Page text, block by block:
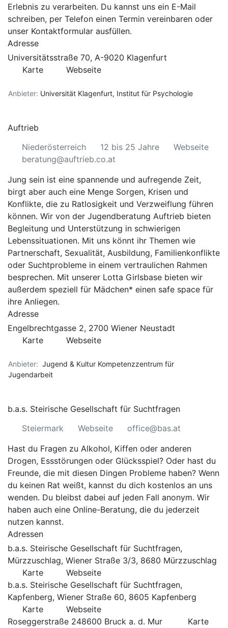
Erlebnis zu verarbeiten. Du kannst uns ein E-Mail
schreiben, per Telefon einen Termin vereinbaren oder
unser Kontaktformular ausfüllen.
Adresse
Universitätsstraße 70, A-9020 Klagenfurt
Karte
Webseite
Anbieter: Universität Klagenfurt, Institut für Psychologie
Auftrieb
Niederösterreich
12 bis 25 Jahre
Webseite
beratung@auftrieb.co.at
Jung sein ist eine spannende und aufregende Zeit,
birgt aber auch eine Menge Sorgen, Krisen und
Konflikte, die zu Ratlosigkeit und Verzweiflung führen
können. Wir von der Jugendberatung Auftrieb bieten
Begleitung und Unterstützung in schwierigen
Lebenssituationen. Mit uns könnt ihr Themen wie
Partnerschaft, Sexualität, Ausbildung, Familienkonflikte
oder Suchtprobleme in einem vertraulichen Rahmen
besprechen. Mit unserer Lotta Girlsbase bieten wir
außerdem speziell für Mädchen* einen safe space für
ihre Anliegen.
Adresse
Engelbrechtgasse 2, 2700 Wiener Neustadt
Karte
Webseite
Anbieter: Jugend & Kultur Kompetenzzentrum für
Jugendarbeit
b.a.s. Steirische Gesellschaft für Suchtfragen
Steiermark
Webseite
office@bas.at
Hast du Fragen zu Alkohol, Kiffen oder anderen
Drogen, Essstörungen oder Glücksspiel? Oder hast du
Freunde, die mit diesen Dingen Probleme haben? Wenn
du keinen Rat weißt, kannst du dich kostenlos an uns
wenden. Du bleibst dabei auf jeden Fall anonym. Wir
haben auch eine Online-Beratung, die du jederzeit
nutzen kannst.
Adressen
b.a.s. Steirische Gesellschaft für Suchtfragen,
Mürzzuschlag, Wiener Straße 3/3, 8680 Mürzzuschlag
Karte
Webseite
b.a.s. Steirische Gesellschaft für Suchtfragen,
Kapfenberg, Wiener Straße 60, 8605 Kapfenberg
Karte
Webseite
Roseggerstraße 248600 Bruck a. d. Mur
Karte